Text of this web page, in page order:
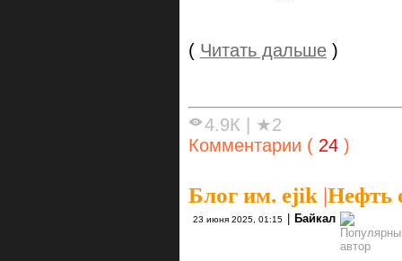
( Читать дальше )
4.9К
★2
Комментарии ( 24 )
Блог им. ejik |Нефть
23 июня 2025, 01:15 Байкал